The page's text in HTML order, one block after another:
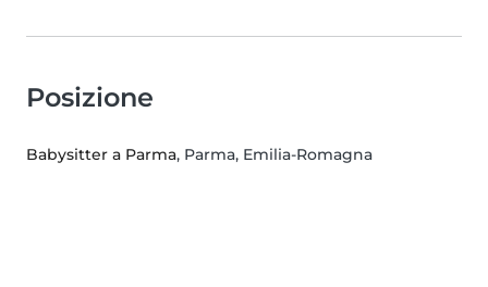
Posizione
Babysitter a Parma, Parma, Emilia-Romagna